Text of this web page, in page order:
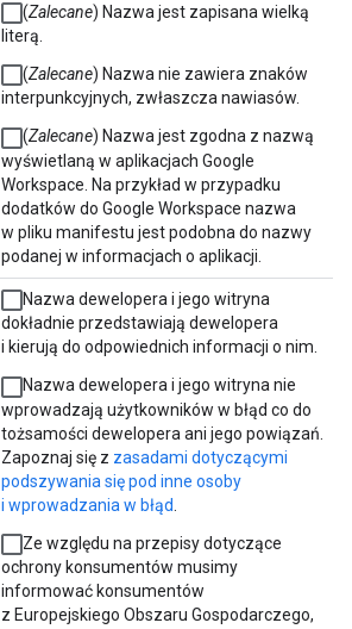
(Zalecane) Nazwa jest zapisana wielką
literą.
(Zalecane) Nazwa nie zawiera znaków
interpunkcyjnych, zwłaszcza nawiasów.
(Zalecane) Nazwa jest zgodna z nazwą
wyświetlaną w aplikacjach Google
Workspace. Na przykład w przypadku
dodatków do Google Workspace nazwa
w pliku manifestu jest podobna do nazwy
podanej w informacjach o aplikacji.
Nazwa dewelopera i jego witryna
dokładnie przedstawiają dewelopera
i kierują do odpowiednich informacji o nim.
Nazwa dewelopera i jego witryna nie
wprowadzają użytkowników w błąd co do
tożsamości dewelopera ani jego powiązań.
Zapoznaj się z zasadami dotyczącymi
podszywania się pod inne osoby
i wprowadzania w błąd
Ze względu na przepisy dotyczące
ochrony konsumentów musimy
informować konsumentów
z Europejskiego Obszaru Gospodarczego,